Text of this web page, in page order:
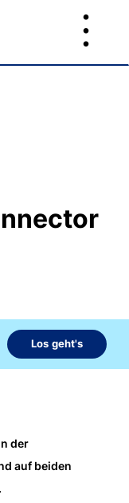
︙
Los geht's
der
auf beiden